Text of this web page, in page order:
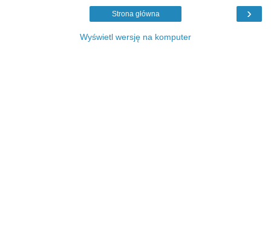
›
Strona główna
Wyświetl wersję na komputer